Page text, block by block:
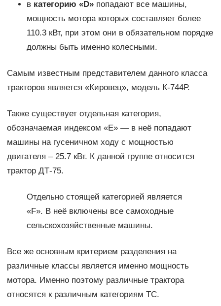
в категорию «D»попадают все машины,
мощность мотора которых составляет более
110.3 кВт, при этом они в обязательном порядке
должны быть именно колесными.
Самым известным представителем данного класса
тракторов является «Кировец», модель К-744Р.
Также существует отдельная категория,
обозначаемая индексом «Е» — в неё попадают
машины на гусеничном ходу с мощностью
двигателя – 25.7 кВт. К данной группе относится
трактор ДТ-75.
Отдельно стоящей категорией является
«F». В неё включены все самоходные
сельскохозяйственные машины.
Все же основным критерием разделения на
различные классы является именно мощность
мотора. Именно поэтому различные трактора
относятся к различным категориям ТС.